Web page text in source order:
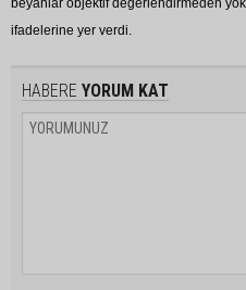
ifadelerine yer verdi.
HABERE YORUM KAT